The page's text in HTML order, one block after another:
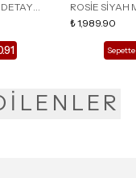
ROSİE SİYAH
DETAY
₺ 1,989.90